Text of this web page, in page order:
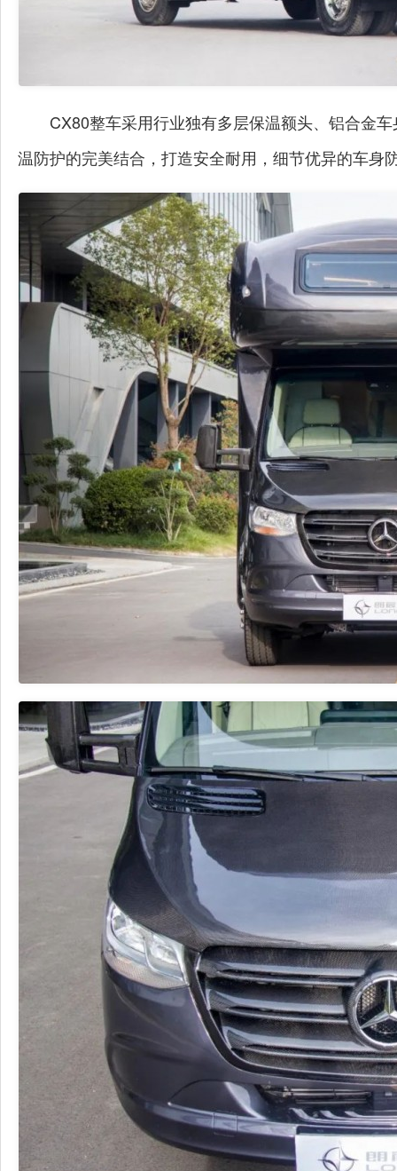
CX80整车采用行业独有多层保温额头、铝合金
温防护的完美结合，打造安全耐用，细节优异的车身